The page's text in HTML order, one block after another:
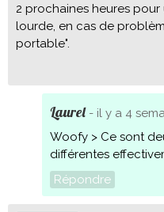
2 prochaines heures
lourde, en cas de
portable".
Laurel- il y a 4
Woofy > Ce sont
différentes
Répondre